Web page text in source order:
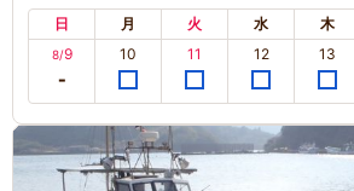
日 月 火 水 木
8/9 10 11 12 13